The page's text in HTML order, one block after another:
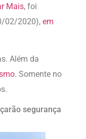
Mais, foi
02/2020), em
Além da
. Somente no
segurança